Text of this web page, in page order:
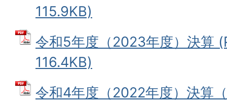
115.9KB)
令和5年度（2023年度）決算
116.4KB)
令和4年度（2022年度）決算